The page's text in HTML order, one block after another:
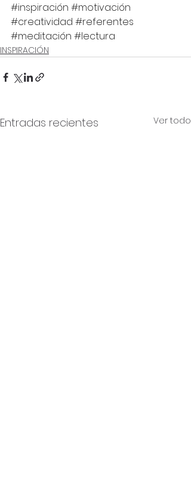
#inspiración #motivación
#creatividad #referentes
#meditación #lectura
INSPIRACIÓN
Entradas recientes Ver todo